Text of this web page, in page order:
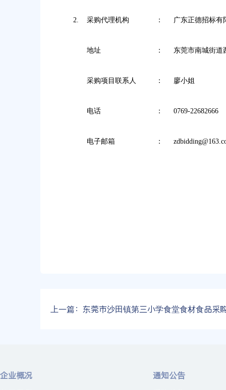
2. 采购代理机构 ： 广东正德招标有
地址 ： 东莞市南城街道
采购项目 联系人 ： 廖小姐
电话 ： 0769-22682666
电子邮箱 ：
上一篇： 东莞市沙田镇第三小学食堂食材食品采购配送项目公开招
企业概况
通知公告